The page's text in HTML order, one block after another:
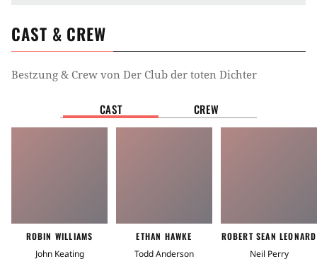
CAST & CREW
Bestzung & Crew von Der Club der toten Dichter
CAST CREW
ROBIN WILLIAMS
John Keating
ETHAN HAWKE
Todd Anderson
ROBERT SEAN LEONARD
Neil Perry